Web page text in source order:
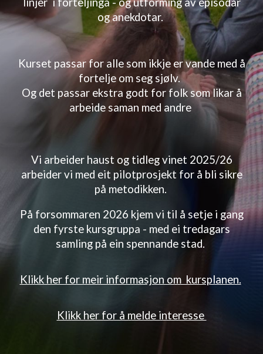
og anekdotar.
Kurset passar for alle som ikkje er vande med å
fortelje om seg sjølv.
Og det passar ekstra godt for folk som likar å
arbeide saman med andre
Vi arbeider haust og tidleg vinet 2025/26
arbeider vi med eit pilotprosjekt for å bli sikre
på metodikken.
På forsommaren 2026 kjem vi til å setje i gang
den fyrste kursgruppa - med ei tredagars
samling på ein spennande stad.
Klikk her for meir informasjon om kursplanen.
Klikk her for å melde interesse